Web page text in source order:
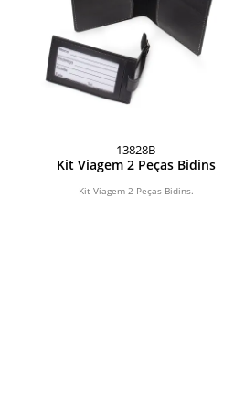
13828B
Kit Viagem 2 Peças Bidins
Kit Viagem 2 Peças Bidins.